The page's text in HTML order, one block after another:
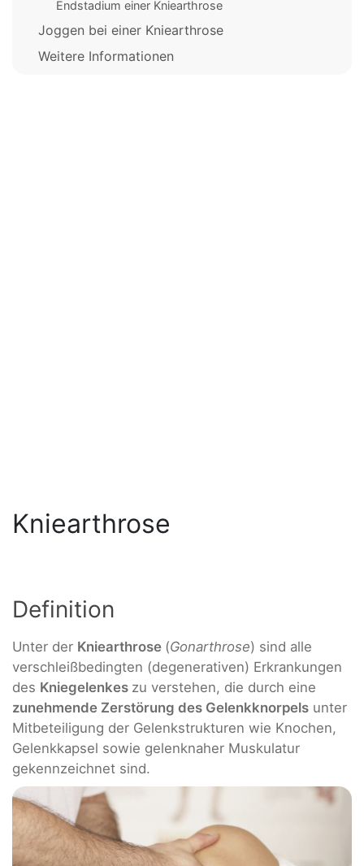
Endstadium einer Kniearthrose
Joggen bei einer Kniearthrose
Weitere Informationen
Kniearthrose
Definition
Unter der Kniearthrose (Gonarthrose) sind alle
verschleißbedingten (degenerativen) Erkrankungen
des Kniegelenkes zu verstehen, die durch eine
zunehmende Zerstörung des Gelenkknorpels unter
Mitbeteiligung der Gelenkstrukturen wie Knochen,
Gelenkkapsel sowie gelenknaher Muskulatur
gekennzeichnet sind.